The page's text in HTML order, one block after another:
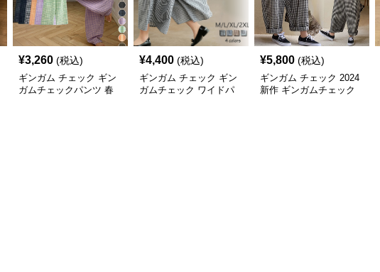
¥3,260 (税込)
ギンガム チェック ギン
ガムチェックパンツ 春
¥4,400 (税込)
ギンガム チェック ギン
ガムチェック ワイドパ
¥5,800 (税込)
ギンガム チェック 2024
新作 ギンガムチェック